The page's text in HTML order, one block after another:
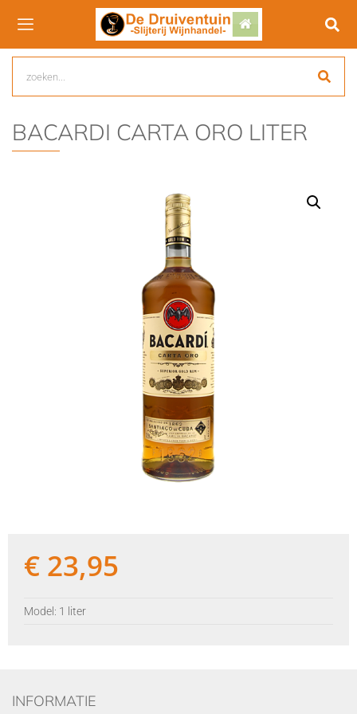
BACARDI CARTA ORO LITER
€ 23,95
Model: 1 liter
INFORMATIE